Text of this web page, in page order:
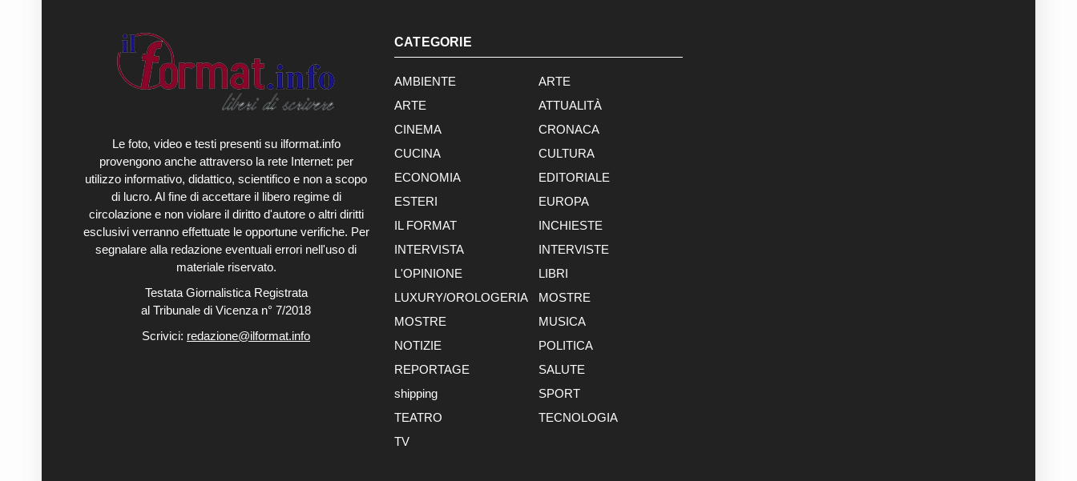
Le foto, video e testi presenti su ilformat.info
provengono anche attraverso la rete Internet: per
utilizzo informativo, didattico, scientifico e non a scopo
di lucro. Al fine di accettare il libero regime di
circolazione e non violare il diritto d'autore o altri diritti
esclusivi verranno effettuate le opportune verifiche. Per
segnalare alla redazione eventuali errori nell'uso di
materiale riservato.
Testata Giornalistica Registrata
al Tribunale di Vicenza n° 7/2018
Scrivici: redazione@ilformat.info
CATEGORIE
AMBIENTE
ARTE
ARTE
ATTUALITÀ
CINEMA
CRONACA
CUCINA
CULTURA
ECONOMIA
EDITORIALE
ESTERI
EUROPA
IL FORMAT
INCHIESTE
INTERVISTA
INTERVISTE
L'OPINIONE
LIBRI
LUXURY/OROLOGERIA
MOSTRE
MOSTRE
MUSICA
NOTIZIE
POLITICA
REPORTAGE
SALUTE
shipping
SPORT
TEATRO
TECNOLOGIA
TV